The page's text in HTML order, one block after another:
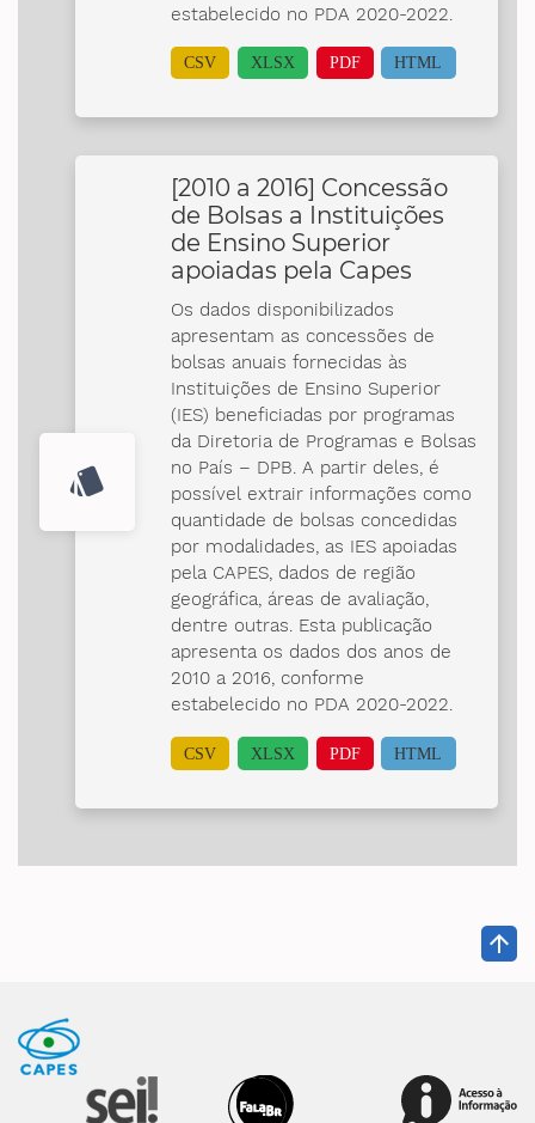
estabelecido no PDA 2020-2022.
CSV XLSX PDF HTML
style
[2010 a 2016] Concessão
de Bolsas a Instituições
de Ensino Superior
apoiadas pela Capes
Os dados disponibilizados
apresentam as concessões de
bolsas anuais fornecidas às
Instituições de Ensino Superior
(IES) beneficiadas por programas
da Diretoria de Programas e Bolsas
no País – DPB. A partir deles, é
possível extrair informações como
quantidade de bolsas concedidas
por modalidades, as IES apoiadas
pela CAPES, dados de região
geográfica, áreas de avaliação,
dentre outras. Esta publicação
apresenta os dados dos anos de
2010 a 2016, conforme
estabelecido no PDA 2020-2022.
CSV XLSX PDF HTML
arrow_upward